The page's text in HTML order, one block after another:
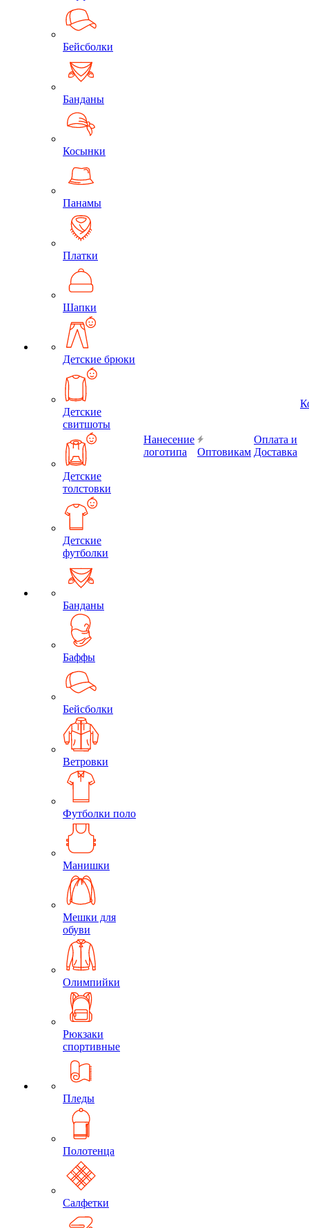
Бейсболки
Банданы
Косынки
Панамы
Платки
Шапки
Детские брюки
Детские
свитшоты
Детские
толстовки
Детские
футболки
Банданы
Баффы
Бейсболки
Ветровки
Футболки поло
Манишки
Мешки для
обуви
Олимпийки
Рюкзаки
спортивные
Пледы
Полотенца
Салфетки
Нанесение
логотипа
Оптовикам
Оплата и
Доставка